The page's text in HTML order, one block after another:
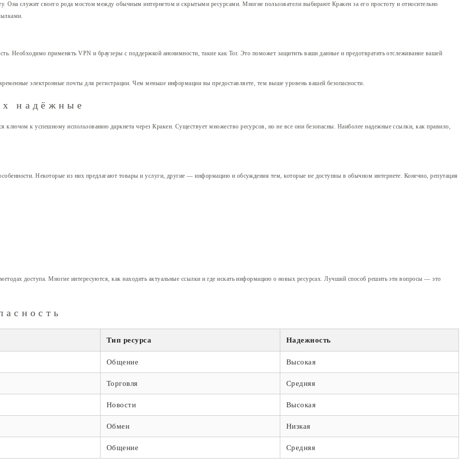
Она служит своего рода мостом между обычным интернетом и скрытыми ресурсами. Многие пользователи выбирают Кракен за его простоту и относительно
Необходимо применять VPN и браузеры с поддержкой анонимности, такие как Tor. Это поможет защитить ваши данные и предотвратить отслеживание вашей
электронные почты для регистрации. Чем меньше информации вы предоставляете, тем выше уровень вашей безопасности.
надёжные
ключом к успешному использованию даркнета через Кракен. Существует множество ресурсов, но не все они безопасны. Наиболее надежные ссылки, как правило,
Некоторые из них предлагают товары и услуги, другие — информацию и обсуждения тем, которые не доступны в обычном интернете. Конечно, репутация
доступа. Многие интересуются, как находить актуальные ссылки и где искать информацию о новых ресурсах. Лучший способ решить эти вопросы — это
Тип ресурса Надежность
Общение Высокая
Торговля Средняя
Новости Высокая
Обмен Низкая
Общение Средняя